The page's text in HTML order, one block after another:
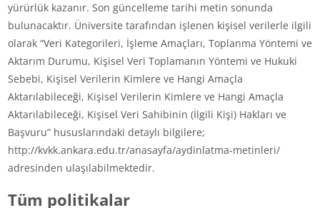
yürürlük kazanır. Son güncelleme tarihi metin sonunda
bulunacaktır. Üniversite tarafından işlenen kişisel verilerle ilgili
olarak “Veri Kategorileri, İşleme Amaçları, Toplanma Yöntemi ve
Aktarım Durumu, Kişisel Veri Toplamanın Yöntemi ve Hukuki
Sebebi, Kişisel Verilerin Kimlere ve Hangi Amaçla
Aktarılabileceği, Kişisel Verilerin Kimlere ve Hangi Amaçla
Aktarılabileceği, Kişisel Veri Sahibinin (İlgili Kişi) Hakları ve
Başvuru” hususlarındaki detaylı bilgilere;
http://kvkk.ankara.edu.tr/anasayfa/aydinlatma-metinleri/
adresinden ulaşılabilmektedir.
Tüm politikalar